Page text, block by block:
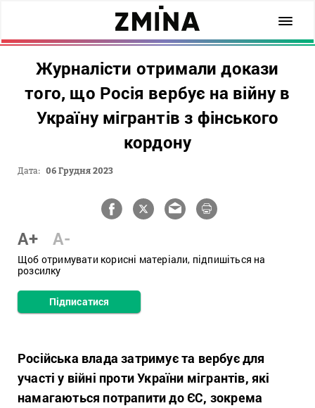
Журналісти отримали докази
того, що Росія вербує на війну в
Україну мігрантів з фінського
кордону
Дата: 06 Грудня 2023
A+ A-
Щоб отримувати корисні матеріали, підпишіться на
розсилку
Підписатися
Російська влада затримує та вербує для
участі у війні проти України мігрантів, які
намагаються потрапити до ЄС, зокрема